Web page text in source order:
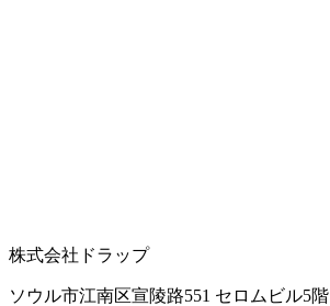
株式会社ドラップ
ソウル市江南区宣陵路551 セロムビル5階